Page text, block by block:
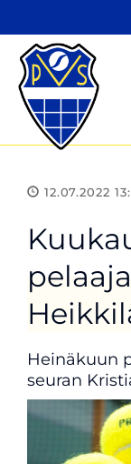
12.07.2022
Heinäkuun
seuran